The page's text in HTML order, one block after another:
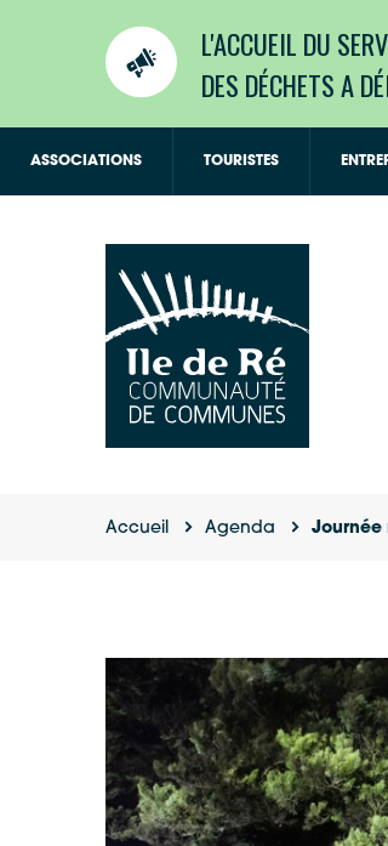
L'ACCUEIL DU
DES DÉCHETS A
ASSOCIATIONS TOURISTES
Accueil Agenda Journée